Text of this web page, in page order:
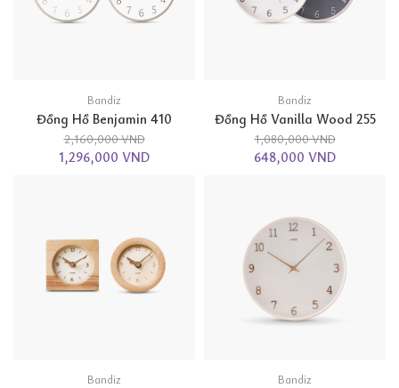
Bandiz
Đồng Hồ Benjamin 410
2,160,000 VND
1,296,000 VND
Bandiz
Đồng Hồ Vanilla Wood 255
1,080,000 VND
648,000 VND
Bandiz Bandiz